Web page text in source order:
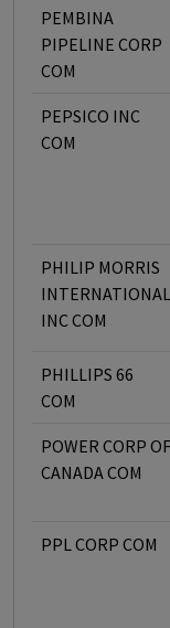
PEMBINA
PIPELINE CORP
COM
PEPSICO INC
COM
PHILIP MORRIS
INTERNATIONAL
INC COM
PHILLIPS 66
COM
POWER CORP OF
CANADA COM
PPL CORP COM